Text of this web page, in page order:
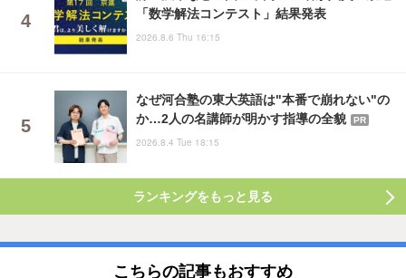
「数学解法コンテスト」結果発表
2026.8.6 Thu 16:15
なぜ河合塾の東大英語は"本番で崩れない"の
か…2人の名講師が明かす指導の全貌
PR
2026.8.4 Tue 18:15
ランキングをもっと見る
こちらの記事もおすすめ